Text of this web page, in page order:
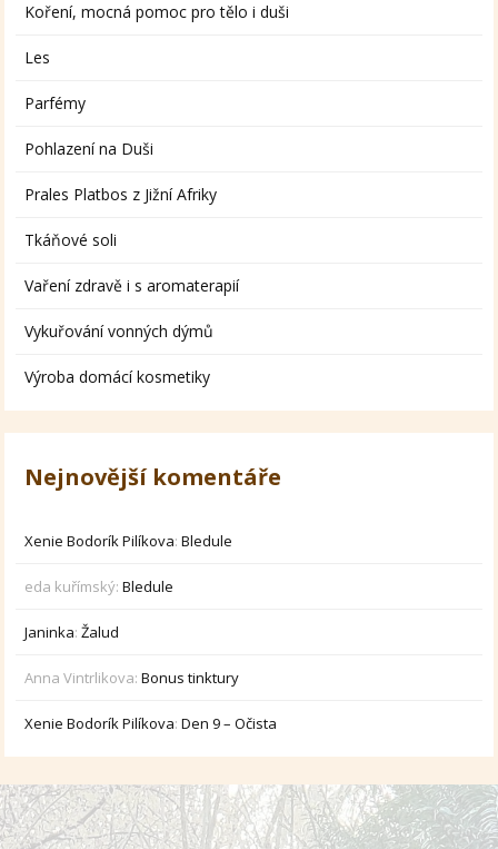
Koření, mocná pomoc pro tělo i duši
Les
Parfémy
Pohlazení na Duši
Prales Platbos z Jižní Afriky
Tkáňové soli
Vaření zdravě i s aromaterapií
Vykuřování vonných dýmů
Výroba domácí kosmetiky
Nejnovější komentáře
Xenie Bodorík Pilíkova:Bledule
eda kuřímský:Bledule
Janinka:Žalud
Anna Vintrlikova:Bonus tinktury
Xenie Bodorík Pilíkova:Den 9 – Očista